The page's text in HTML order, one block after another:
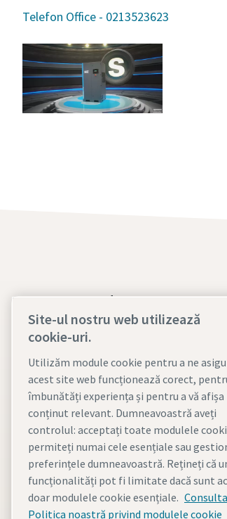
Telefon Office - 0213523623
Compresoare de aer:
Compresoare fără ulei
Compresoare cu ulei
Piese de schimb&service
compresoare
Biblioteca informații
Blog Compresoare de aer
Soluții de aer comprimat
Fișe de securitate fluide
Site-ul nostru web utilizează
cookie-uri.
Utilizăm module cookie pentru a ne
acest site web funcționează corect,
îmbunătăți experiența și pentru a vă afișa
conținut relevant. Dumneavoastră aveți
controlul: acceptați toate modulele
permiteți numai cele esențiale sau
preferințele dumneavoastră. Rețineți că
funcționalități pot fi limitate dacă sunt
doar modulele cookie esențiale.
Politica noastră privind modulele cookie